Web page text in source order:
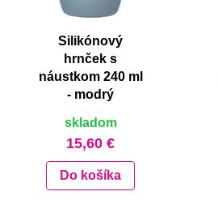
Silikónový
hrnček s
náustkom 240 ml
- modrý
skladom
15,60 €
Do košíka